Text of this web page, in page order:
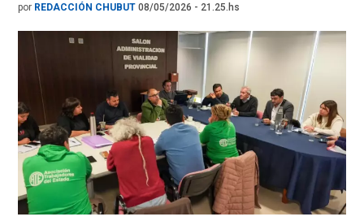
por REDACCIÓN CHUBUT 08/05/2026 - 21.25.hs